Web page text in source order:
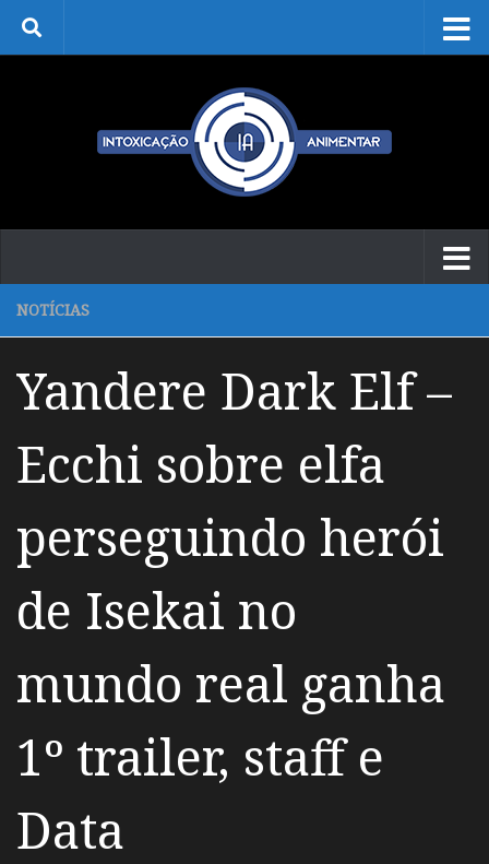
Skip to content
NOTÍCIAS
Yandere Dark Elf –
Ecchi sobre elfa
perseguindo herói
de Isekai no
mundo real ganha
1º trailer, staff e
Data